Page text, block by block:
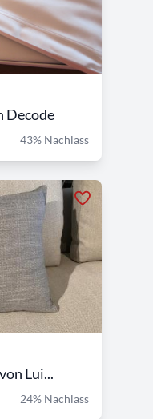
Decode
43% Nachlass
Lui...
24% Nachlass